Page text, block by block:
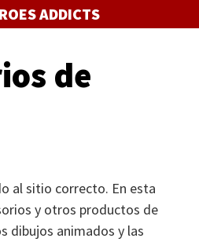
ADDICTS
de
al sitio correcto. En esta
y otros productos de
dibujos animados y las